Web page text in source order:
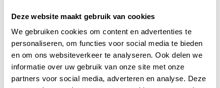
Deze website maakt gebruik van cookies
We gebruiken cookies om content en advertenties te
personaliseren, om functies voor social media te bieden
en om ons websiteverkeer te analyseren. Ook delen we
informatie over uw gebruik van onze site met onze
partners voor social media, adverteren en analyse. Deze